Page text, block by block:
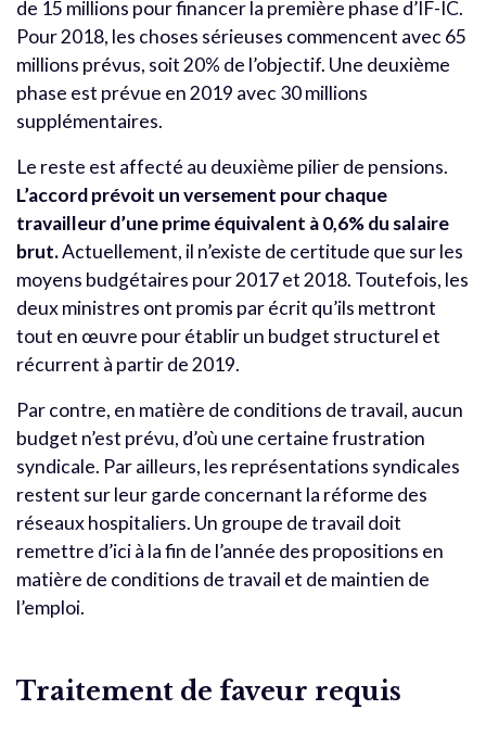
de 15 millions pour financer la première phase d’IF-IC.
Pour 2018, les choses sérieuses commencent avec 65
millions prévus, soit 20% de l’objectif. Une deuxième
phase est prévue en 2019 avec 30 millions
supplémentaires.
Le reste est affecté au deuxième pilier de pensions.
L’accord prévoit un versement pour chaque
travailleur d’une prime équivalent à 0,6% du salaire
brut.Actuellement, il n’existe de certitude que sur les
moyens budgétaires pour 2017 et 2018. Toutefois, les
deux ministres ont promis par écrit qu’ils mettront
tout en œuvre pour établir un budget structurel et
récurrent à partir de 2019.
Par contre, en matière de conditions de travail, aucun
budget n’est prévu, d’où une certaine frustration
syndicale. Par ailleurs, les représentations syndicales
restent sur leur garde concernant la réforme des
réseaux hospitaliers. Un groupe de travail doit
remettre d’ici à la fin de l’année des propositions en
matière de conditions de travail et de maintien de
l’emploi.
Traitement de faveur requis